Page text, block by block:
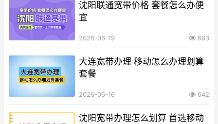
沈阳联通宽带价格 套餐怎么办便
宜
2026-06-19 683
大连宽带办理 移动怎么办理划算
套餐
2026-06-16 642
沈阳宽带办理怎么划算 首选移动